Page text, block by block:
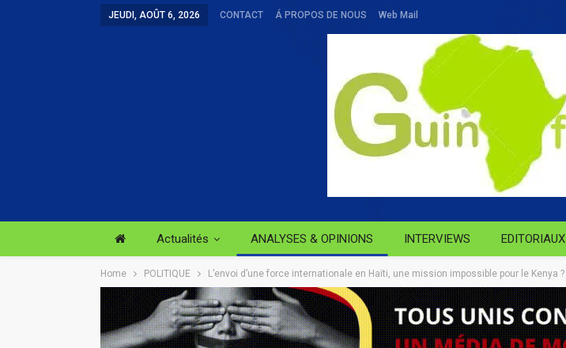
JEUDI, AOÛT 6, 2026 CONTACT Á PROPOS DE NOUS Web Mail
Actualités ANALYSES & OPINIONS INTERVIEWS EDITORIAUX
Home POLITIQUE L’envoi d’une force internationale en Haïti, une mission impossible pour le Kenya ?